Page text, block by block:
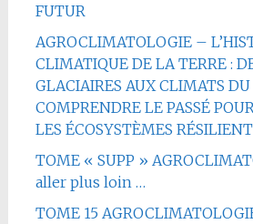
FUTUR
AGROCLIMATOLOGIE –
CLIMATIQUE DE LA TERRE :
GLACIAIRES AUX CLIMATS DU
COMPRENDRE LE PASSÉ
LES ÉCOSYSTÈMES
TOME « SUPP »
aller plus loin …
TOME 15